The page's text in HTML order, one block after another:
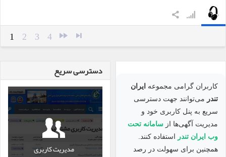
1 2 3 4
دسترسی سریع
مدیریت کاربری
کاربران گرامی مجموعه ایران
تندر می‌توانند جهت دسترسی
سریع به پنل کاربری خود و
مدیریت آگهی‌ها از سامانه تحت
وب ایران تندر استفاده کنند.
همچنین برای سهولت در رصد